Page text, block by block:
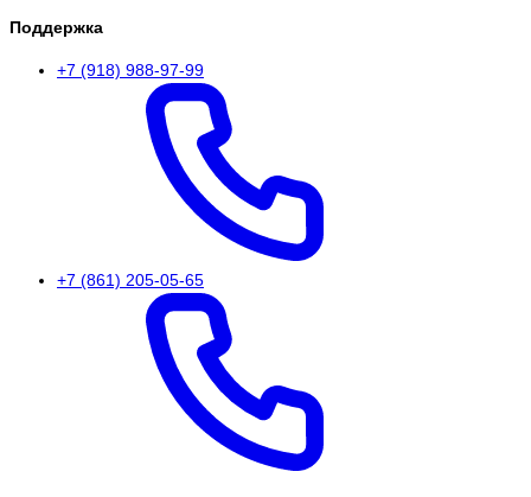
Поддержка
+7 (918) 988-97-99
+7 (861) 205-05-65